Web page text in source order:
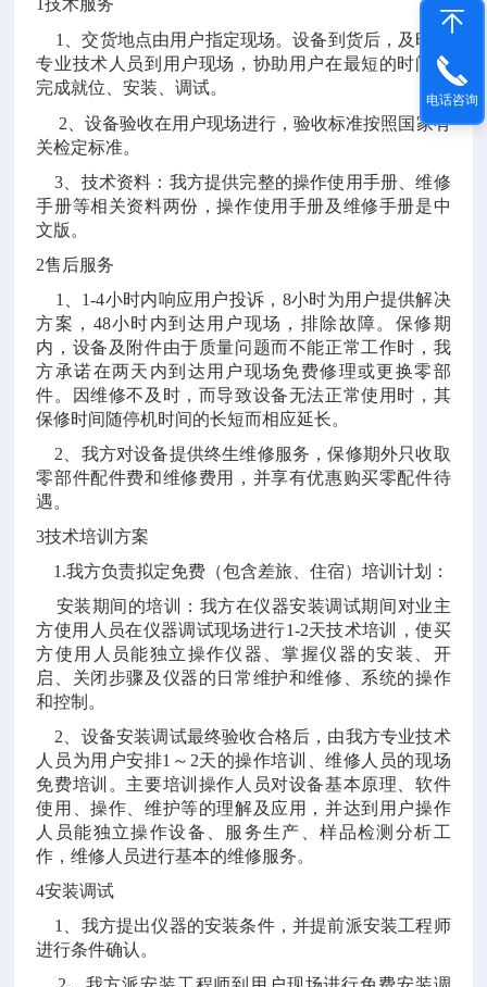
1技术服务
1、交货地点由用户指定现场。设备到货后，及时派
专业技术人员到用户现场，协助用户在最短的时间内
完成就位、安装、调试。
2、设备验收在用户现场进行，验收标准按照国家有
关检定标准。
3、技术资料：我方提供完整的操作使用手册、维修
手册等相关资料两份，操作使用手册及维修手册是中
文版。
2售后服务
1、1-4小时内响应用户投诉，8小时为用户提供解决
方案，48小时内到达用户现场，排除故障。保修期
内，设备及附件由于质量问题而不能正常工作时，我
方承诺在两天内到达用户现场免费修理或更换零部
件。因维修不及时，而导致设备无法正常使用时，其
保修时间随停机时间的长短而相应延长。
2、我方对设备提供终生维修服务，保修期外只收取
零部件配件费和维修费用，并享有优惠购买零配件待
遇。
3技术培训方案
1.我方负责拟定免费（包含差旅、住宿）培训计划：
安装期间的培训：我方在仪器安装调试期间对业主
方使用人员在仪器调试现场进行1-2天技术培训，使买
方使用人员能独立操作仪器、掌握仪器的安装、开
启、关闭步骤及仪器的日常维护和维修、系统的操作
和控制。
2、设备安装调试最终验收合格后，由我方专业技术
人员为用户安排1～2天的操作培训、维修人员的现场
免费培训。主要培训操作人员对设备基本原理、软件
使用、操作、维护等的理解及应用，并达到用户操作
人员能独立操作设备、服务生产、样品检测分析工
作，维修人员进行基本的维修服务。
4安装调试
1、我方提出仪器的安装条件，并提前派安装工程师
进行条件确认。
电话咨询